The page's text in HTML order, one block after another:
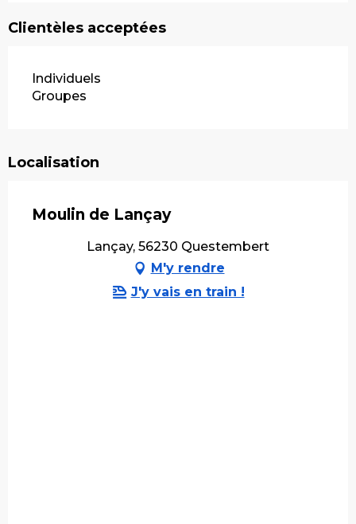
Clientèles acceptées
Individuels
Groupes
Localisation
Moulin de Lançay
Lançay, 56230 Questembert
M'y rendre
J'y vais en train !